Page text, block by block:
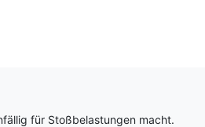
für Stoßbelastungen macht.